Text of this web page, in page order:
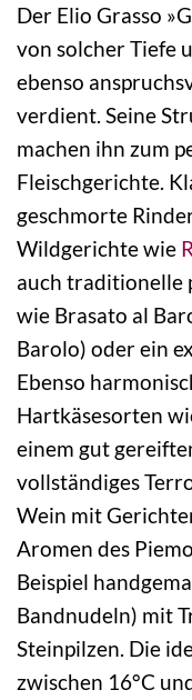
Der Elio Grasso
von solcher Tiefe
ebenso
verdient. Seine
machen ihn zum
Fleischgerichte.
geschmorte
Wildgerichte wie
auch traditionelle
wie Brasato al
Barolo) oder ein
Ebenso
Hartkäsesorten
einem gut
vollständiges
Wein mit
Aromen des
Beispiel
Bandnudeln) mit
Steinpilzen. Die
zwischen 16°C